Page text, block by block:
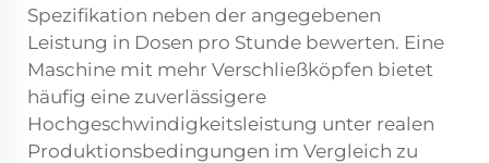
Spezifikation neben der angegebenen
Leistung in Dosen pro Stunde bewerten. Eine
Maschine mit mehr Verschließköpfen bietet
häufig eine zuverlässigere
Hochgeschwindigkeitsleistung unter realen
Produktionsbedingungen im Vergleich zu